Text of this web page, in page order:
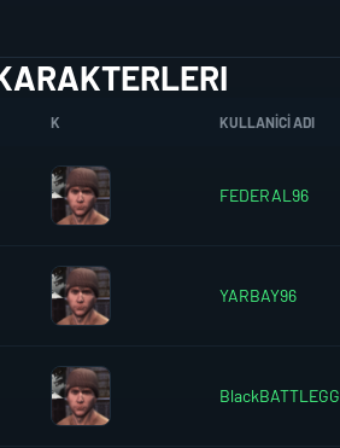
K KULLANICI ADI
FEDERAL96
YARBAY96
BlackBATTLEGG